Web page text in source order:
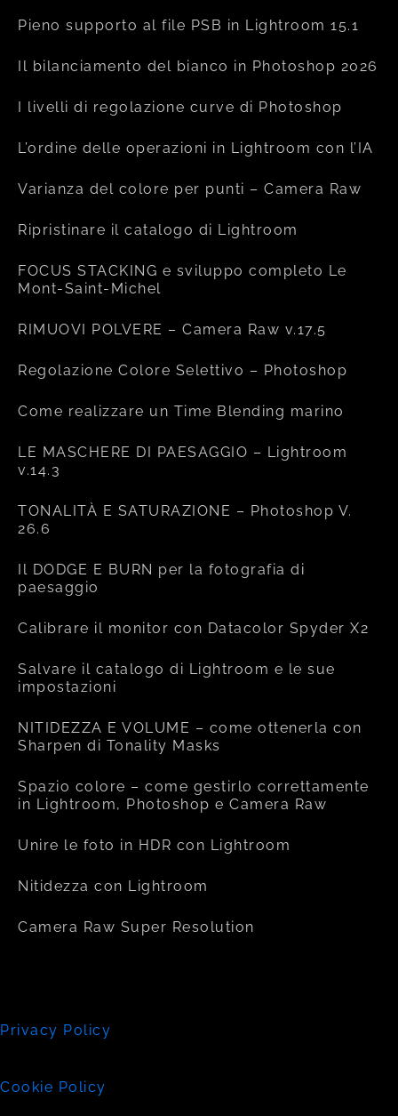
Pieno supporto al file PSB in Lightroom 15.1
Il bilanciamento del bianco in Photoshop 2026
I livelli di regolazione curve di Photoshop
L’ordine delle operazioni in Lightroom con l’IA
Varianza del colore per punti – Camera Raw
Ripristinare il catalogo di Lightroom
FOCUS STACKING e sviluppo completo Le
Mont-Saint-Michel
RIMUOVI POLVERE – Camera Raw v.17.5
Regolazione Colore Selettivo – Photoshop
Come realizzare un Time Blending marino
LE MASCHERE DI PAESAGGIO – Lightroom
v.14.3
TONALITÀ E SATURAZIONE – Photoshop V.
26.6
Il DODGE E BURN per la fotografia di
paesaggio
Calibrare il monitor con Datacolor Spyder X2
Salvare il catalogo di Lightroom e le sue
impostazioni
NITIDEZZA E VOLUME – come ottenerla con
Sharpen di Tonality Masks
Spazio colore – come gestirlo correttamente
in Lightroom, Photoshop e Camera Raw
Unire le foto in HDR con Lightroom
Nitidezza con Lightroom
Camera Raw Super Resolution
Privacy Policy
Cookie Policy